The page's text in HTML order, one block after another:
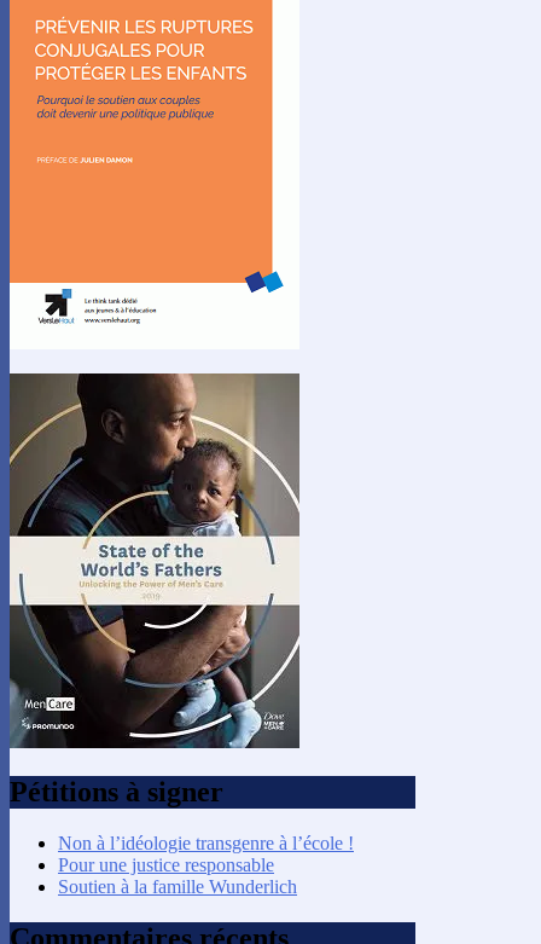
Pétitions à signer
Non à l’idéologie transgenre à l’école !
Pour une justice responsable
Soutien à la famille Wunderlich